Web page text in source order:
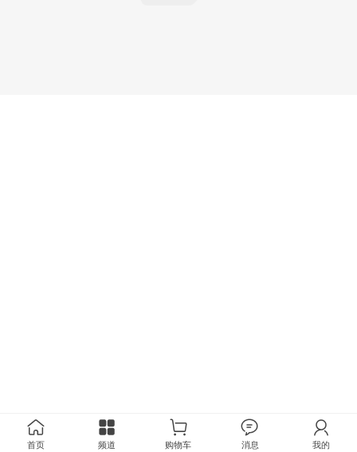
首页 频道 购物车 消息 我的